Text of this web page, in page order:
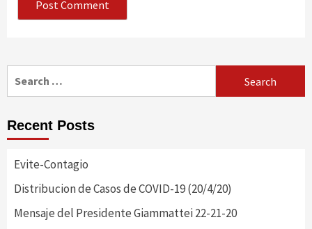
Recent Posts
Evite-Contagio
Distribucion de Casos de COVID-19 (20/4/20)
Mensaje del Presidente Giammattei 22-21-20